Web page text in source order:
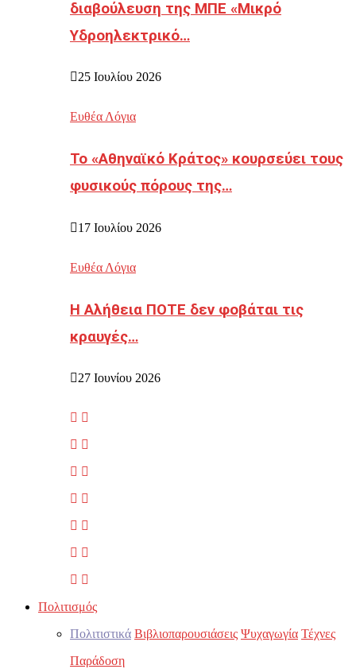
διαβούλευση της ΜΠΕ «Μικρό
Υδροηλεκτρικό…
25 Ιουλίου 2026
Ευθέα Λόγια
Το «Αθηναϊκό Κράτος» κουρσεύει τους
φυσικούς πόρους της…
17 Ιουλίου 2026
Ευθέα Λόγια
Η Αλήθεια ΠΟΤΕ δεν φοβάται τις
κραυγές…
27 Ιουνίου 2026
Πολιτισμός
Πολιτιστικά Βιβλιοπαρουσιάσεις Ψυχαγωγία Τέχνες
Παράδοση